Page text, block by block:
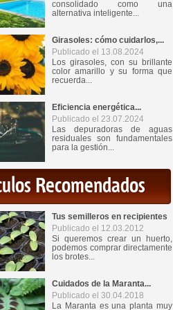
consolidado como una
alternativa inteligente...
Girasoles: cómo cuidarlos,...
Publicado el 13.08.2024
Los girasoles, con su brillante
color amarillo y su forma que
recuerda...
Eficiencia energética...
Publicado el 23.07.2024
Las depuradoras de aguas
residuales son fundamentales
para la gestión...
Recomendados
Tus semilleros en recipientes
Publicado el 12.03.2012
Si queremos crear un huerto,
podemos comprar directamente
los brotes...
Cuidados de la Maranta...
Publicado el 30.04.2018
La Maranta es una planta muy